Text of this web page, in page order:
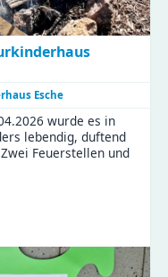
Esche
wurde es in
lebendig, duftend
Feuerstellen und